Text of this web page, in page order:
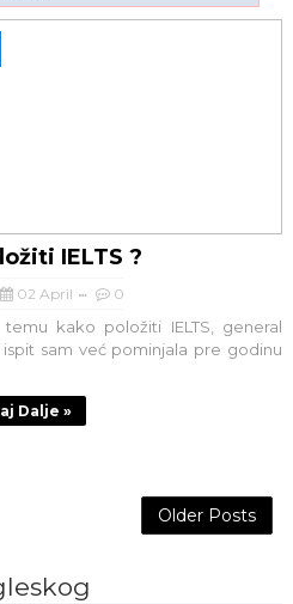
IELTS ?
02 April 0
kako položiti IELTS, general
sam već pominjala pre godinu
Dalje »
Older Posts